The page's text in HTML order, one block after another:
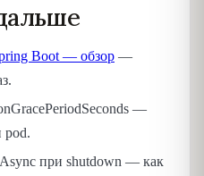
Boot — обзор —
—
pod.
при shutdown — как